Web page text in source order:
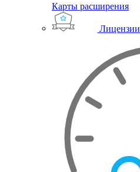
Карты расширения
Лицензии